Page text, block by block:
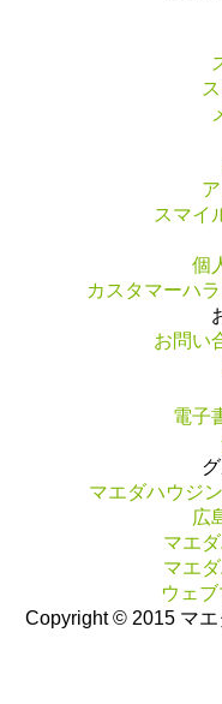
スマイ
個
カスタマーハ
お問い
電子
マエダハウジ
広
マエ
マエ
ウェ
Copyright © 2015 マ